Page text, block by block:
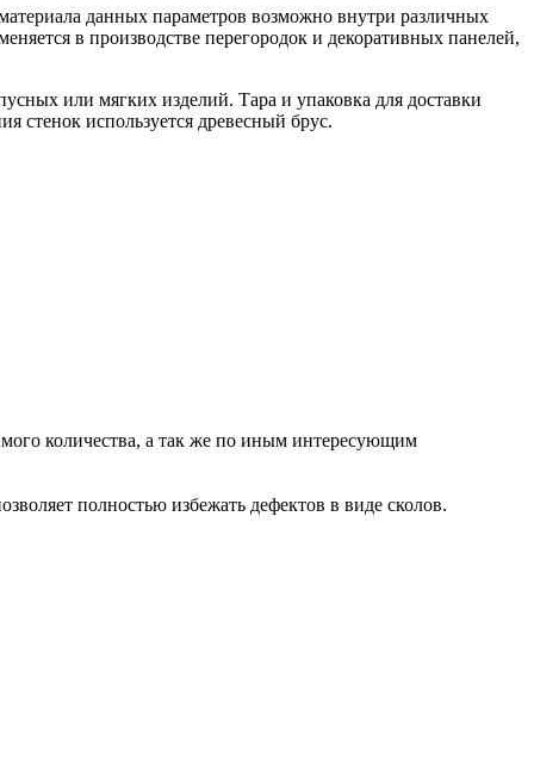
данных параметров возможно внутри различных
в производстве перегородок и декоративных панелей,
или мягких изделий. Тара и упаковка для доставки
стенок используется древесный брус.
количества, а так же по иным интересующим
полностью избежать дефектов в виде сколов.